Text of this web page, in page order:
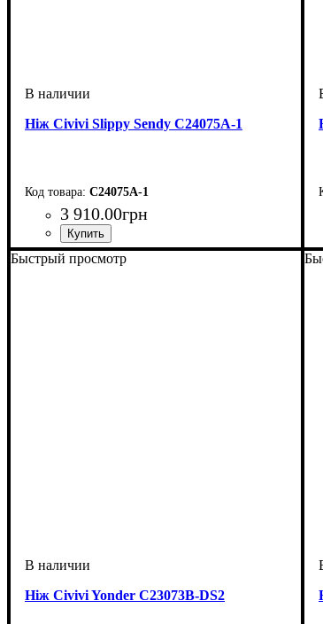
Ніж Civivi Slippy Sendy C24075A-1
C24075A-1
3 910.00грн
Быстрый просмотр
Ніж Civivi Yonder C23073B-DS2